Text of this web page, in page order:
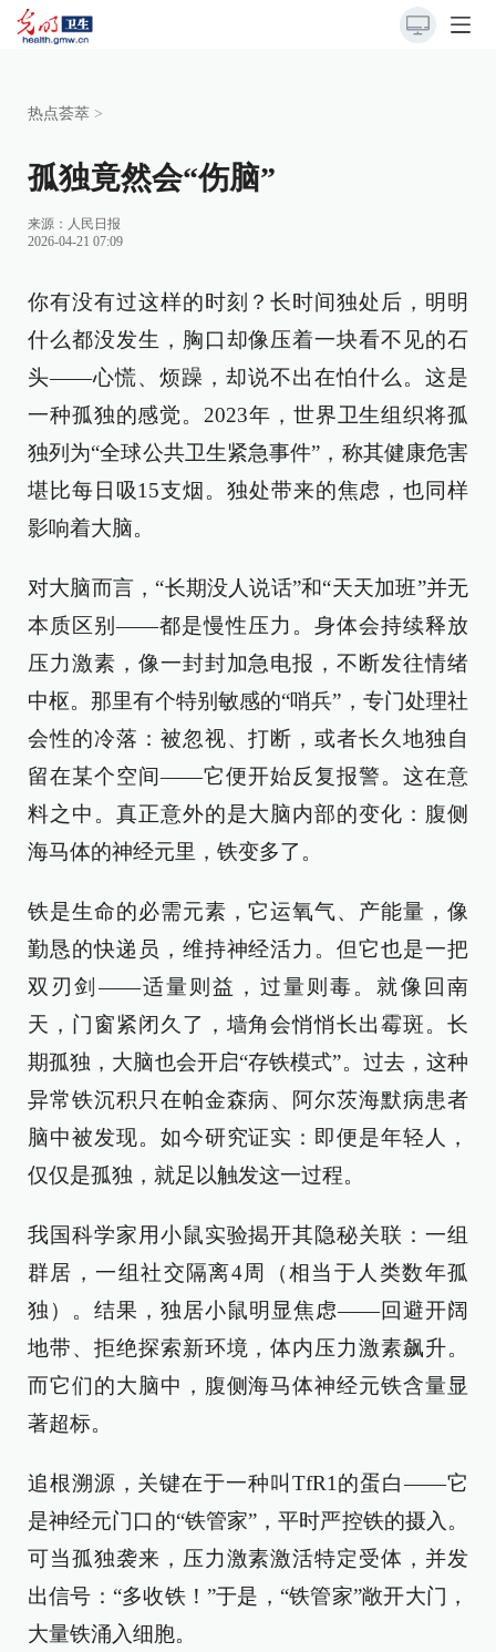
热点荟萃 >
孤独竟然会“伤脑”
来源： 人民日报
2026-04-21 07:09
你有没有过这样的时刻？长时间独处后，明明
什么都没发生，胸口却像压着一块看不见的石
头——心慌、烦躁，却说不出在怕什么。这是
一种孤独的感觉。2023年，世界卫生组织将孤
独列为“全球公共卫生紧急事件”，称其健康危害
堪比每日吸15支烟。独处带来的焦虑，也同样
影响着大脑。
对大脑而言，“长期没人说话”和“天天加班”并无
本质区别——都是慢性压力。身体会持续释放
压力激素，像一封封加急电报，不断发往情绪
中枢。那里有个特别敏感的“哨兵”，专门处理社
会性的冷落：被忽视、打断，或者长久地独自
留在某个空间——它便开始反复报警。这在意
料之中。真正意外的是大脑内部的变化：腹侧
海马体的神经元里，铁变多了。
铁是生命的必需元素，它运氧气、产能量，像
勤恳的快递员，维持神经活力。但它也是一把
双刃剑——适量则益，过量则毒。就像回南
天，门窗紧闭久了，墙角会悄悄长出霉斑。长
期孤独，大脑也会开启“存铁模式”。过去，这种
异常铁沉积只在帕金森病、阿尔茨海默病患者
脑中被发现。如今研究证实：即便是年轻人，
仅仅是孤独，就足以触发这一过程。
我国科学家用小鼠实验揭开其隐秘关联：一组
群居，一组社交隔离4周（相当于人类数年孤
独）。结果，独居小鼠明显焦虑——回避开阔
地带、拒绝探索新环境，体内压力激素飙升。
而它们的大脑中，腹侧海马体神经元铁含量显
著超标。
追根溯源，关键在于一种叫TfR1的蛋白——它
是神经元门口的“铁管家”，平时严控铁的摄入。
可当孤独袭来，压力激素激活特定受体，并发
出信号：“多收铁！”于是，“铁管家”敞开大门，
大量铁涌入细胞。